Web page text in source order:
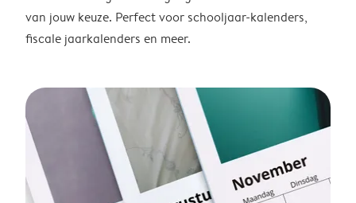
van jouw keuze. Perfect voor schooljaar-kalenders,
fiscale jaarkalenders en meer.